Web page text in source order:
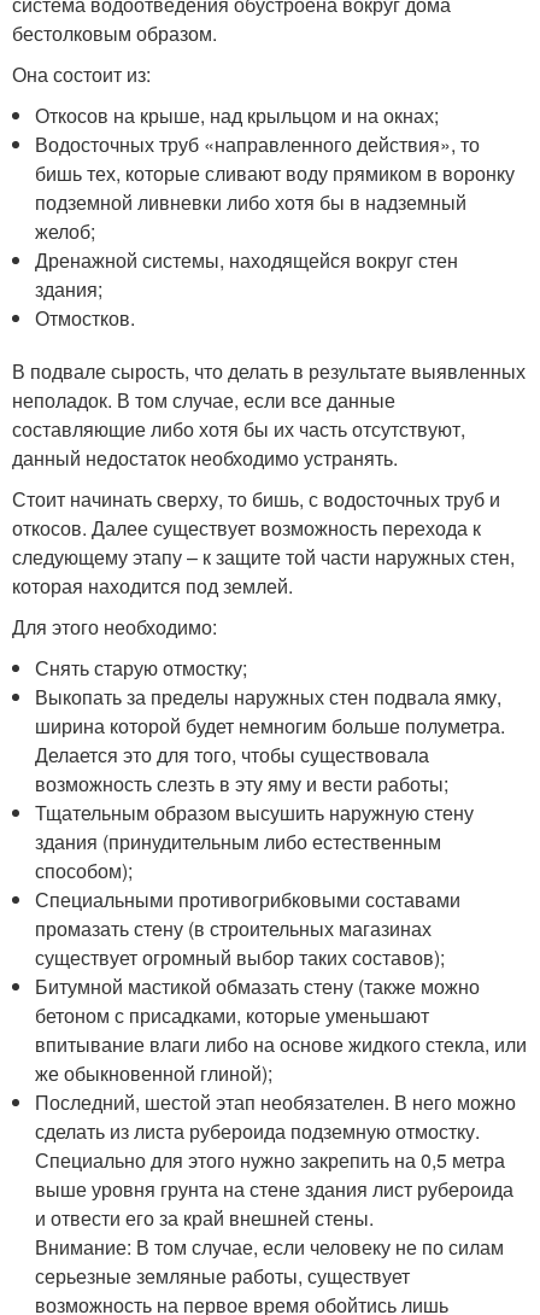
бестолковым образом.
Она состоит из:
Откосов на крыше, над крыльцом и на окнах;
Водосточных труб «направленного действия», то
бишь тех, которые сливают воду прямиком в воронку
подземной ливневки либо хотя бы в надземный
желоб;
Дренажной системы, находящейся вокруг стен
здания;
Отмостков.
В подвале сырость, что делать в результате выявленных
неполадок. В том случае, если все данные
составляющие либо хотя бы их часть отсутствуют,
данный недостаток необходимо устранять.
Стоит начинать сверху, то бишь, с водосточных труб и
откосов. Далее существует возможность перехода к
следующему этапу – к защите той части наружных стен,
которая находится под землей.
Для этого необходимо:
Снять старую отмостку;
Выкопать за пределы наружных стен подвала ямку,
ширина которой будет немногим больше полуметра.
Делается это для того, чтобы существовала
возможность слезть в эту яму и вести работы;
Тщательным образом высушить наружную стену
здания (принудительным либо естественным
способом);
Специальными противогрибковыми составами
промазать стену (в строительных магазинах
существует огромный выбор таких составов);
Битумной мастикой обмазать стену (также можно
бетоном с присадками, которые уменьшают
впитывание влаги либо на основе жидкого стекла, или
же обыкновенной глиной);
Последний, шестой этап необязателен. В него можно
сделать из листа рубероида подземную отмостку.
Специально для этого нужно закрепить на 0,5 метра
выше уровня грунта на стене здания лист рубероида
и отвести его за край внешней стены.
Внимание: В том случае, если человеку не по силам
серьезные земляные работы, существует
возможность на первое время обойтись лишь